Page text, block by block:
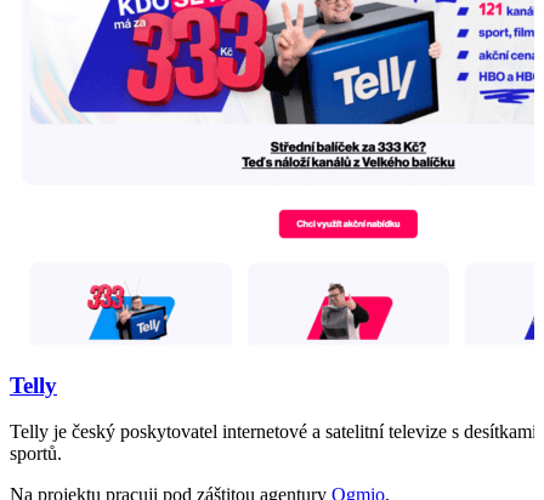
Telly
Telly je český poskytovatel internetové a satelitní televize s
sportů.
Na projektu pracuji pod záštitou agentury Ogmio.